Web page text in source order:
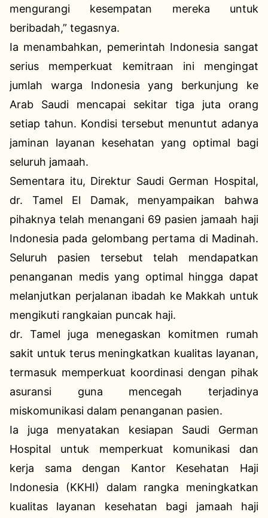
mengurangi kesempatan mereka untuk
beribadah,” tegasnya.
Ia menambahkan, pemerintah Indonesia sangat
serius memperkuat kemitraan ini mengingat
jumlah warga Indonesia yang berkunjung ke
Arab Saudi mencapai sekitar tiga juta orang
setiap tahun. Kondisi tersebut menuntut adanya
jaminan layanan kesehatan yang optimal bagi
seluruh jamaah.
Sementara itu, Direktur Saudi German Hospital,
dr. Tamel El Damak, menyampaikan bahwa
pihaknya telah menangani 69 pasien jamaah haji
Indonesia pada gelombang pertama di Madinah.
Seluruh pasien tersebut telah mendapatkan
penanganan medis yang optimal hingga dapat
melanjutkan perjalanan ibadah ke Makkah untuk
mengikuti rangkaian puncak haji.
dr. Tamel juga menegaskan komitmen rumah
sakit untuk terus meningkatkan kualitas layanan,
termasuk memperkuat koordinasi dengan pihak
asuransi guna mencegah terjadinya
miskomunikasi dalam penanganan pasien.
Ia juga menyatakan kesiapan Saudi German
Hospital untuk memperkuat komunikasi dan
kerja sama dengan Kantor Kesehatan Haji
Indonesia (KKHI) dalam rangka meningkatkan
kualitas layanan kesehatan bagi jamaah haji